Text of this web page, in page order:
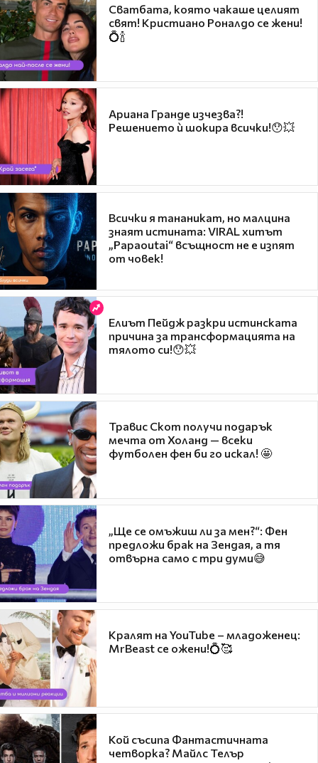
Сватбата, която чакаше целият
свят! Кристиано Роналдо се жени!
💍🍾
Ариана Гранде изчезва?!
Решението ѝ шокира всички!😯💥
Всички я тананикат, но малцина
знаят истината: VIRAL хитът
„Papaoutai“ всъщност не е изпят
от човек!
Елиът Пейдж разкри истинската
причина за трансформацията на
тялото си!😯💥
Травис Скот получи подарък
мечта от Холанд — всеки
футболен фен би го искал! 🤩
„Ще се омъжиш ли за мен?“: Фен
предложи брак на Зендая, а тя
отвърна само с три думи😅
Кралят на YouTube – младоженец:
MrBeast се ожени!💍🥰
Кой съсипа Фантастичната
четворка? Майлс Телър